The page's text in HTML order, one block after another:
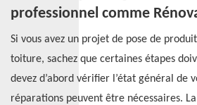
professionnel comme
Si vous avez un projet de pose de
toiture, sachez que certaines étapes
devez d’abord vérifier l’état général de
réparations peuvent être nécessaires.